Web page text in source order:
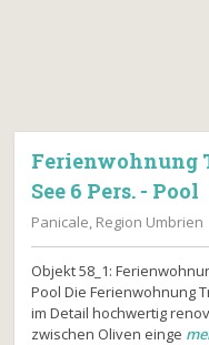
Ferienwohnung
See 6 Pers. - Pool
Panicale, Region Umbrien
Objekt 58_1:
Pool Die Ferienwohnung
im Detail hochwertig
zwischen Oliven einge